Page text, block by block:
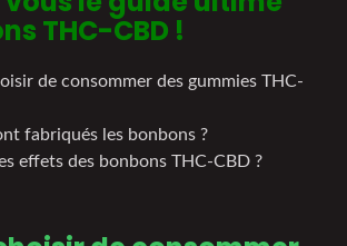
THC-CBD !
de consommer des gummies THC-
fabriqués les bonbons ?
effets des bonbons THC-CBD ?